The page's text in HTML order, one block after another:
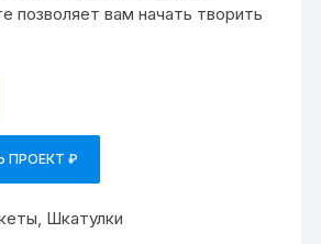
позволяет вам начать творить
ПРОЕКТ ₽
, Шкатулки